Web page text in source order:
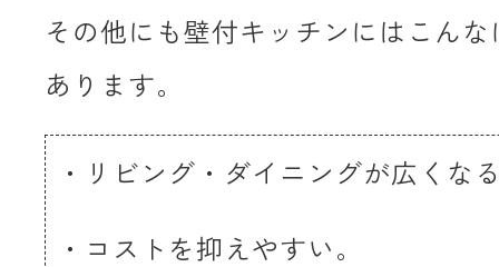
その他にも壁付キッチンにはこん
あります。
・リビング・ダイニングが広くな
・コストを抑えやすい。